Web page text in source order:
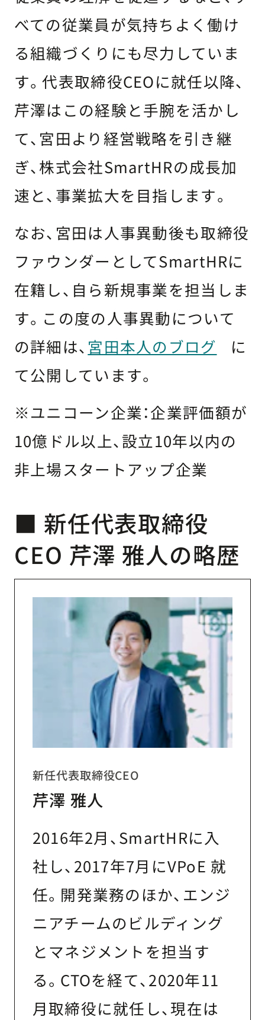
べての従業員が気持ちよく働け
る組織づくりにも尽力していま
す。代表取締役CEOに就任以降、
芹澤はこの経験と手腕を活かし
て、宮田より経営戦略を引き継
ぎ、株式会社SmartHRの成長加
速と、事業拡大を目指します。
なお、宮田は人事異動後も取締役
ファウンダーとしてSmartHRに
在籍し、自ら新規事業を担当しま
す。この度の人事異動について
の詳細は、 宮田本人のブログ
に
て公開しています。
※ユニコーン企業：企業評価額が
10億ドル以上、設立10年以内の
非上場スタートアップ企業
■ 新任代表取締役
CEO 芹澤 雅人の略歴
新任代表取締役CEO
芹澤 雅人
2016年2月、SmartHRに入
社し、2017年7月にVPoE 就
任。開発業務のほか、エンジ
ニアチームのビルディング
とマネジメントを担当す
る。CTOを経て、2020年11
月取締役に就任し、現在は